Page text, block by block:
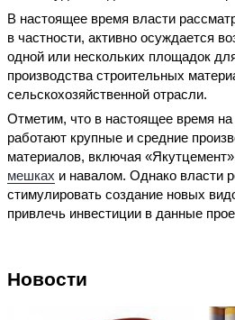
В настоящее время власти
в частности, активно осуждается
одной или нескольких площадок
производства строительных
сельскохозяйственной отрасли.
Отметим, что в настоящее время на
работают крупные и средние
материалов, включая
мешках и навалом. Однако власти
стимулировать создание новых
привлечь инвестиции в данные
Новости